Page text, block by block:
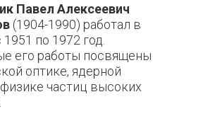
Павел Алексеевич
(1904-1990) работал в
по 1972 год.
его работы посвящены
оптике, ядерной
частиц высоких